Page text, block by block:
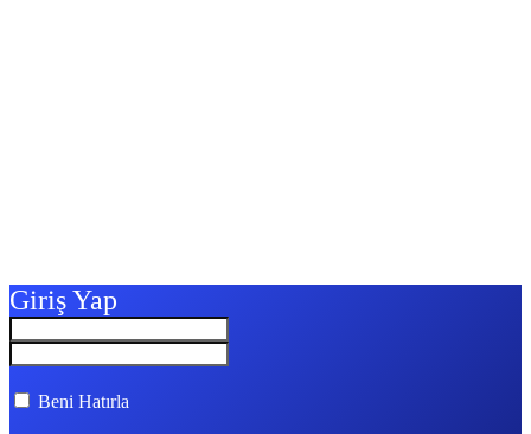
Giriş Yap
Beni Hatırla